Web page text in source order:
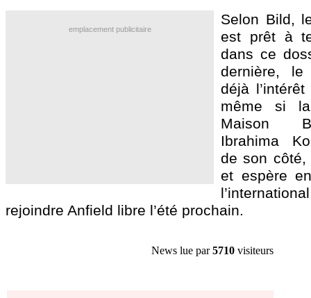
emplacement publicitaire
Selon Bild,
est prêt à
dans ce
dernière, le
déjà
même si
Maison
Ibrahima
de son côté,
et espère
rejoindre Anfield libre l’été prochain.
News lue par5710 visiteurs